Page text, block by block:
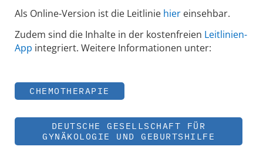
Als Online-Version ist die Leitlinie hier einsehbar.
Zudem sind die Inhalte in der kostenfreien Leitlinien-
App integriert. Weitere Informationen unter:
CHEMOTHERAPIE
DEUTSCHE GESELLSCHAFT FÜR
GYNÄKOLOGIE UND GEBURTSHILFE